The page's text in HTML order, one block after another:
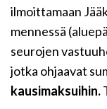
ilmoittamaan
mennessä
seurojen
jotka ohjaavat
kausimaksuihin.